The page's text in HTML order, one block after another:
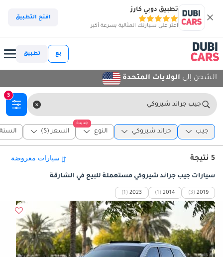
تطبيق دوبي كارز
اعثر على سيارتك المثالية بسرعة أكبر
افتح التطبيق
بع تطبيق
الشحن إلى الولايات المتحدة
جيب جراند شيروكي
3
جيب جراند شيروكي
جديدة
النوع السعر ($) السنة
5 نتيجة
سيارات جيب جراند شيروكي مستعملة للبيع في الشارقة
2019
(3)
2014
(1)
2023
(1)